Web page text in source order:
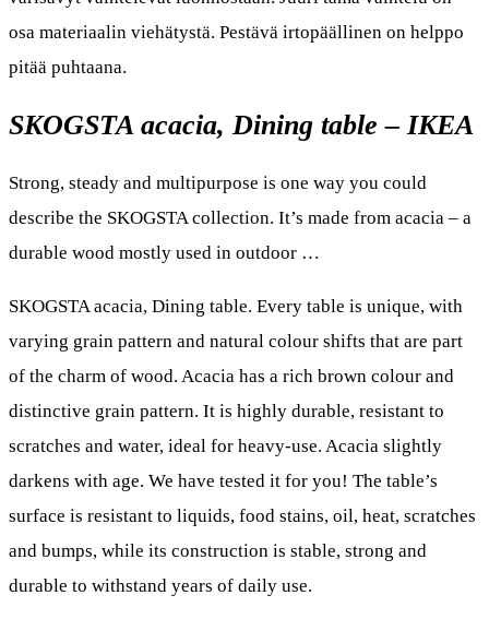
osa materiaalin viehätystä. Pestävä irtopäällinen on helppo
pitää puhtaana.
SKOGSTA acacia, Dining table – IKEA
Strong, steady and multipurpose is one way you could
describe the SKOGSTA collection. It’s made from acacia – a
durable wood mostly used in outdoor …
SKOGSTA acacia, Dining table. Every table is unique, with
varying grain pattern and natural colour shifts that are part
of the charm of wood. Acacia has a rich brown colour and
distinctive grain pattern. It is highly durable, resistant to
scratches and water, ideal for heavy-use. Acacia slightly
darkens with age. We have tested it for you! The table’s
surface is resistant to liquids, food stains, oil, heat, scratches
and bumps, while its construction is stable, strong and
durable to withstand years of daily use.